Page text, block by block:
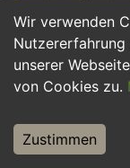
Wir verwenden
unserer
von Cookies zu.
Zustimmen
Personalwesen
Hilfskräfte,
Weiterbildung,